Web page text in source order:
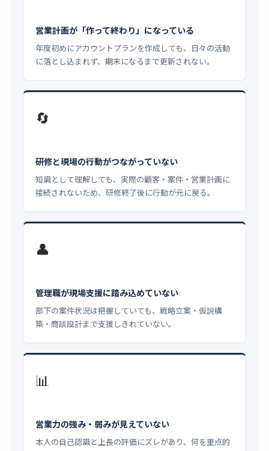
営業計画が「作って終わり」になっている
年度初めにアカウントプランを作成しても、日々の活動
に落とし込まれず、期末になるまで更新されない。
🔄
研修と現場の行動がつながっていない
知識として理解しても、実際の顧客・案件・営業計画に
接続されないため、研修終了後に行動が元に戻る。
👤
管理職が現場支援に踏み込めていない
部下の案件状況は把握していても、戦略立案・仮説構
築・商談設計まで支援しきれていない。
📊
営業力の強み・弱みが見えていない
本人の自己認識と上長の評価にズレがあり、何を重点的